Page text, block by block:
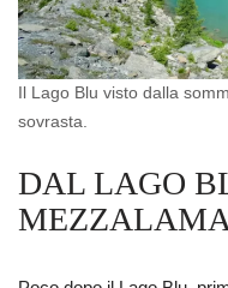
Il Lago Blu visto dalla
sovrasta.
DAL LAGO
MEZZALAMA